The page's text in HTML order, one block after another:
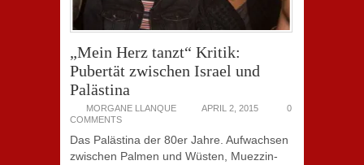
„Mein Herz tanzt“ Kritik:
Pubertät zwischen Israel und
Palästina
MORGANE LLANQUE APRIL 2, 2015
0
COMMENTS
Das Palästina der 80er Jahre. Aufwachsen
zwischen Palmen und Wüsten, Muezzin-